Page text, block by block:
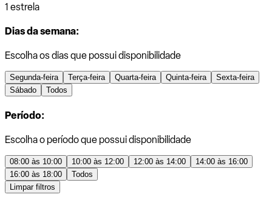
1 estrela
Dias da semana:
Escolha os dias que possui disponibilidade
Segunda-feira Terça-feira Quarta-feira Quinta-feira
Sexta-feira
Sábado
Todos
Período:
Escolha o período que possui disponibilidade
08:00 às 10:00 10:00 às 12:00 12:00 às 14:00
14:00 às 16:00
16:00 às 18:00
Todos
Limpar filtros